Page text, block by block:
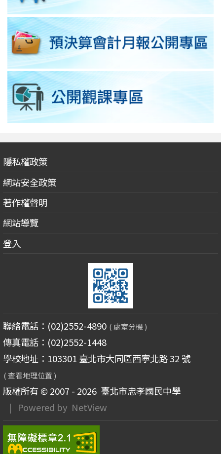
隱私權政策
網站安全政策
著作權聲明
網站導覽
登入
聯絡電話：(02)2552-4890 ( 處室分機 )
傳真電話：(02)2552-1448
學校地址：103301 臺北市大同區西寧北路 32 號
( 查看地理位置 )
版權所有 © 2007 - 2026臺北市忠孝國民中學
| Powered by NetView